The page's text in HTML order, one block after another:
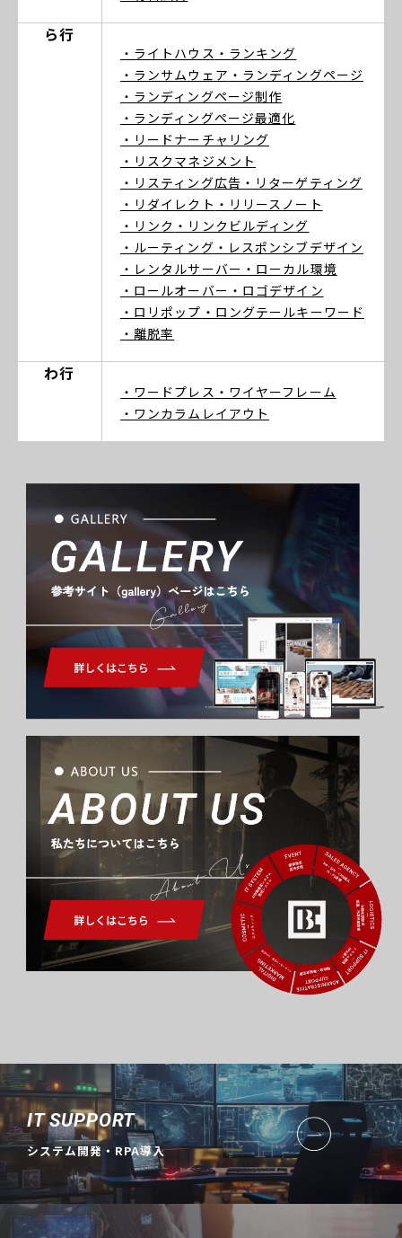
ら行
・ライトハウス ・ランキング
・ランサムウェア ・ランディングページ
・ランディングページ制作
・ランディングページ最適化
・リードナーチャリング
・リスクマネジメント
・リスティング広告 ・リターゲティング
・リダイレクト ・リリースノート
・リンク ・リンクビルディング
・ルーティング ・レスポンシブデザイン
・レンタルサーバー ・ローカル環境
・ロールオーバー ・ロゴデザイン
・ロリポップ ・ロングテールキーワード
・離脱率
わ行
・ワードプレス ・ワイヤーフレーム
・ワンカラムレイアウト
Gallery
About Us
IT SUPPORT
システム開発・RPA導入